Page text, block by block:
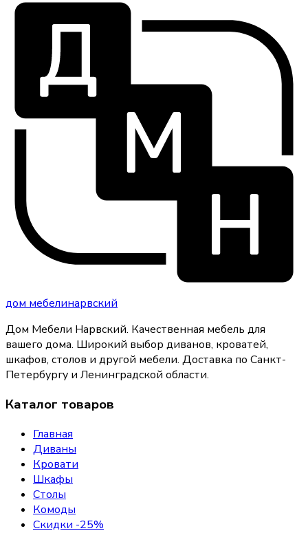
дом мебелинарвский
Дом Мебели Нарвский. Качественная мебель для
вашего дома. Широкий выбор диванов, кроватей,
шкафов, столов и другой мебели. Доставка по Санкт-
Петербургу и Ленинградской области.
Каталог товаров
Главная
Диваны
Кровати
Шкафы
Столы
Комоды
Скидки -25%